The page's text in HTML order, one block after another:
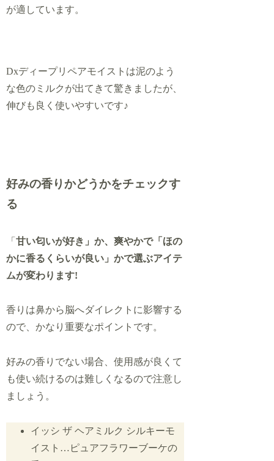
が適しています。
Dxディープリペアモイストは泥のよう
な色のミルクが出てきて驚きましたが、
伸びも良く使いやすいです♪
好みの香りかどうかをチェックす
る
「甘い匂いが好き」か、爽やかで「ほの
かに香るくらいが良い」かで選ぶアイテ
ムが変わります!
香りは鼻から脳へダイレクトに影響する
ので、かなり重要なポイントです。
好みの香りでない場合、使用感が良くて
も使い続けるのは難しくなるので注意し
ましょう。
イッシ ザ ヘアミルク シルキーモ
イスト…ピュアフラワーブーケの